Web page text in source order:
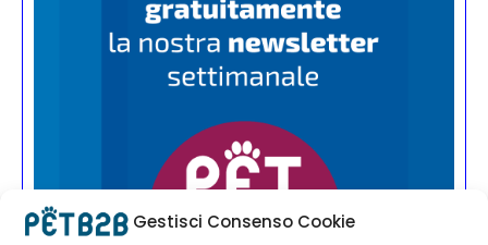
Gestisci Consenso Cookie